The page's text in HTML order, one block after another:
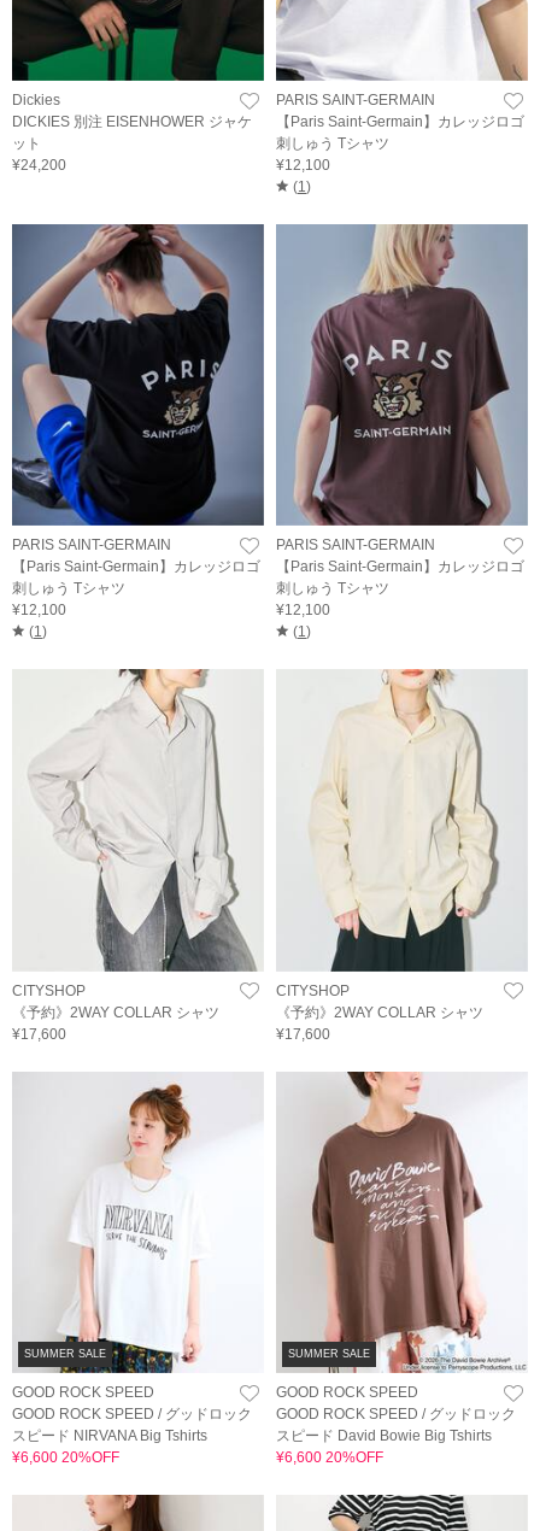
Dickies
DICKIES 別注 EISENHOWER ジャケ
ット
¥24,200
PARIS SAINT-GERMAIN
【Paris Saint-Germain】カレッジロゴ
刺しゅう Tシャツ
¥12,100
(1 )
PARIS SAINT-GERMAIN
【Paris Saint-Germain】カレッジロゴ
刺しゅう Tシャツ
¥12,100
(1)
PARIS SAINT-GERMAIN
【Paris Saint-Germain】カレッジロゴ
刺しゅう Tシャツ
¥12,100
(1)
CITYSHOP
《予約》2WAY COLLAR シャツ
¥17,600
CITYSHOP
《予約》2WAY COLLAR シャツ
¥17,600
SUMMER SALE
GOOD ROCK SPEED
GOOD ROCK SPEED / グッドロック
スピード NIRVANA Big Tshirts
¥6,600 20%OFF
SUMMER SALE
GOOD ROCK SPEED
GOOD ROCK SPEED / グッドロック
スピード David Bowie Big Tshirts
¥6,600 20%OFF